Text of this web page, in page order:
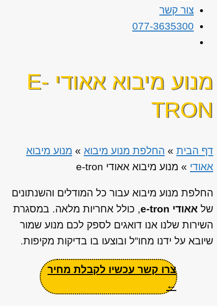
צור קשר
077-3635300
מנוע מיבוא אאודי E-
TRON
דף הבית » החלפת מנוע מיבוא » מנוע מיבוא
אאודי » מנוע מיבוא אאודי e-tron
החלפת מנוע מיבוא עבור כל המודלים והשנתונים
של אאודי e-tron
, כולל אחריות מלאה. במסגרת
השירות שלנו אנו דואגים לספק לכם מנוע שמור
שיובא על ידנו מחו”ל ובוצעו בו בדיקות מקיפות.
צרו קשר עכשיו לקבלת מחיר
←